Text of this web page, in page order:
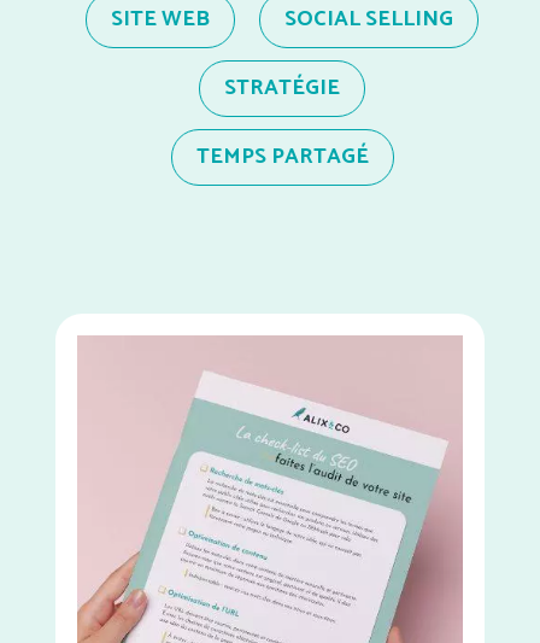
SITE WEB
SOCIAL SELLING
STRATÉGIE
TEMPS PARTAGÉ